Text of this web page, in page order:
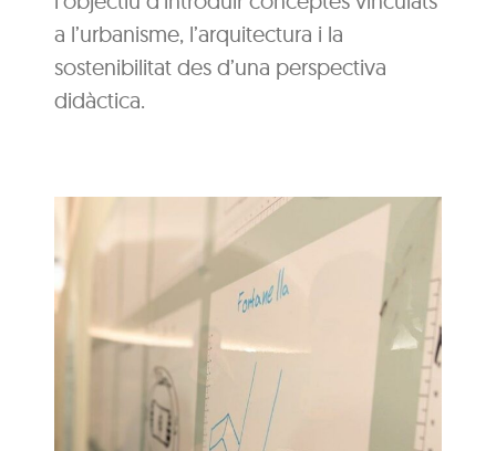
a l’urbanisme, l’arquitectura i la
sostenibilitat des d’una perspectiva
didàctica.